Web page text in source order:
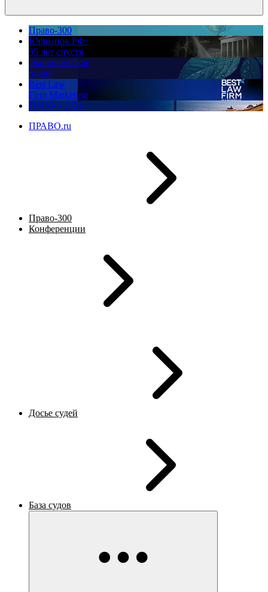
Право-300
Юррынок РФ:
35 лет спустя
Экологическое
право
Best Law
Firm Marketing
ПМЮФ 2026
ПРАВО.ru
Право-300
Конференции
Досье судей
База судов